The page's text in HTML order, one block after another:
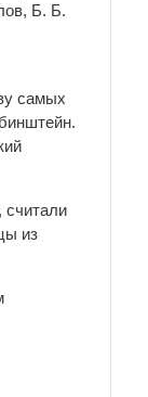
Б. Б.
самых
считали
из